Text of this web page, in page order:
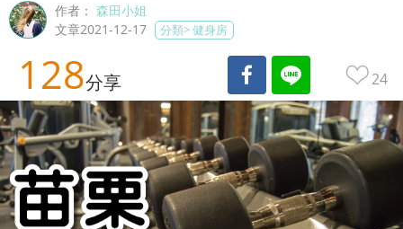
作者：森田小姐
文章2021-12-17
分類>健身房
128分享 24